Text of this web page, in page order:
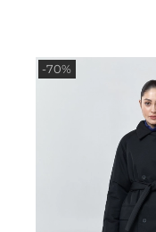
-70%